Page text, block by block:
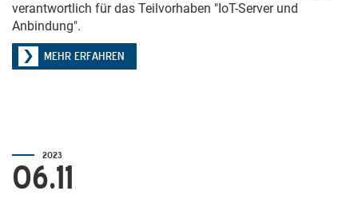
verantwortlich für das Teilvorhaben "IoT-Server und
Anbindung".
MEHR ERFAHREN
2023
06.11